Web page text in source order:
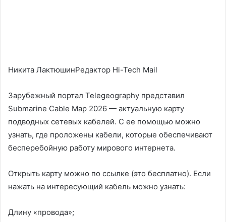
Никита ЛактюшинРедактор Hi-Tech Mail
Зарубежный портал Telegeography представил
Submarine Cable Map 2026 — актуальную карту
подводных сетевых кабелей. С ее помощью можно
узнать, где проложены кабели, которые обеспечивают
бесперебойную работу мирового интернета.
Открыть карту можно по ссылке (это бесплатно). Если
нажать на интересующий кабель можно узнать:
Длину «провода»;